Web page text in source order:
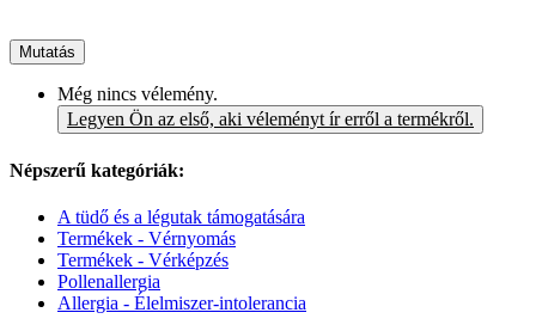
Mutatás
Még nincs vélemény.
Legyen Ön az első, aki véleményt ír erről a termékről.
Népszerű kategóriák:
A tüdő és a légutak támogatására
Termékek - Vérnyomás
Termékek - Vérképzés
Pollenallergia
Allergia - Élelmiszer-intolerancia